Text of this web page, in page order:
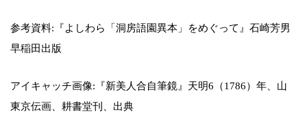
参考資料:『よしわら「洞房語園異本」をめぐって』石崎芳男
早稲田出版
アイキャッチ画像:『新美人合自筆鏡』天明6（1786）年、山
東京伝画、耕書堂刊、出典